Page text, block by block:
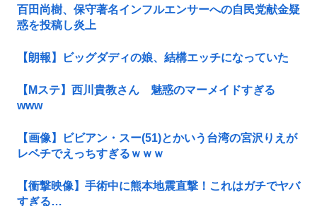
百田尚樹、保守著名インフルエンサーへの自民党献金疑
惑を投稿し炎上
【朗報】ビッグダディの娘、結構エッチになっていた
【Mステ】西川貴教さん 魅惑のマーメイドすぎる
www
【画像】ビビアン・スー(51)とかいう台湾の宮沢りえが
レベチでえっちすぎるｗｗｗ
【衝撃映像】手術中に熊本地震直撃！これはガチでヤバ
すぎる…